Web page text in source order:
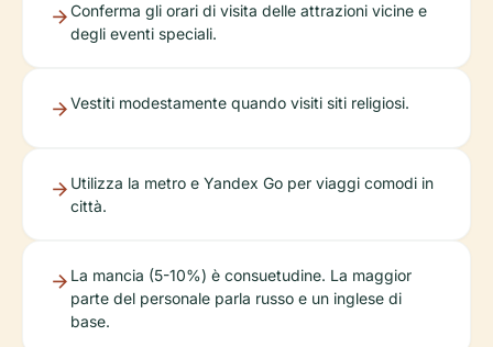
Conferma gli orari di visita delle attrazioni vicine e
degli eventi speciali.
Vestiti modestamente quando visiti siti religiosi.
Utilizza la metro e Yandex Go per viaggi comodi in
città.
La mancia (5-10%) è consuetudine. La maggior
parte del personale parla russo e un inglese di
base.